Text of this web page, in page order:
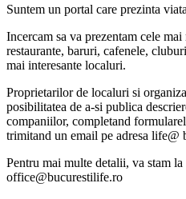
Suntem un portal care prezinta
Incercam sa va prezentam cele
restaurante, baruri, cafenele,
mai interesante localuri.
Proprietarilor de localuri si
posibilitatea de a-si publica
companiilor, completand
trimitand un email pe adresa life@
Pentru mai multe detalii, va stam
office@bucurestilife.ro